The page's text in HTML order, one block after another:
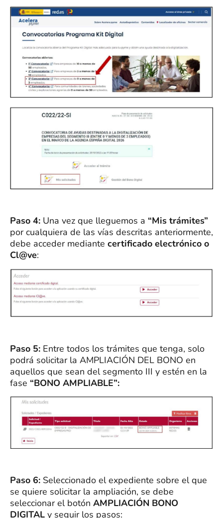
Paso 4: Una vez que lleguemos a “Mis trámites”
por cualquiera de las vías descritas anteriormente,
debe acceder mediante certificado electrónico o
Cl@ve:
Paso 5: Entre todos los trámites que tenga, solo
podrá solicitar la AMPLIACIÓN DEL BONO en
aquellos que sean del segmento III y estén en la
fase “BONO AMPLIABLE”:
Paso 6: Seleccionado el expediente sobre el que
se quiere solicitar la ampliación, se debe
seleccionar el botón AMPLIACIÓN BONO
DIGITAL y seguir los pasos: